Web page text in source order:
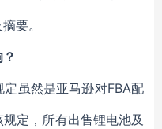
要。
虽然是亚马逊对FBA配
定，所有出售锂电池及